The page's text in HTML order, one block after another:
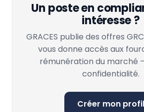
Un poste en
intéresse ?
GRACES publie des offres
vous donne accès aux
rémunération du marché
confidentialité.
Créer mon profil